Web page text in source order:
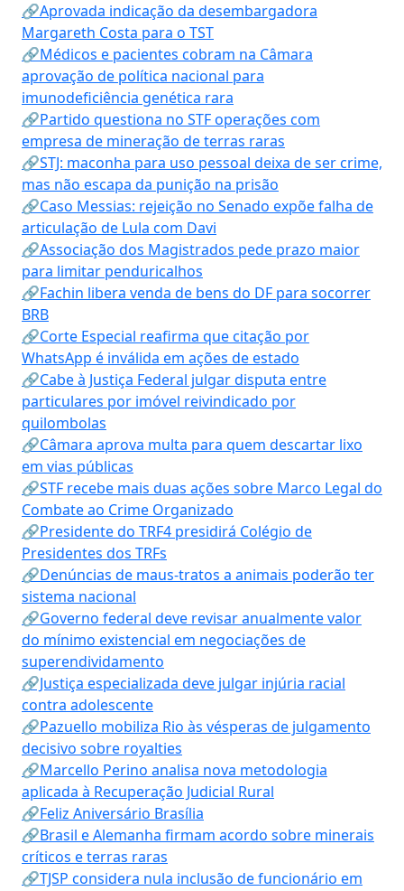
🔗Aprovada indicação da desembargadora
Margareth Costa para o TST
🔗Médicos e pacientes cobram na Câmara
aprovação de política nacional para
imunodeficiência genética rara
🔗Partido questiona no STF operações com
empresa de mineração de terras raras
🔗STJ: maconha para uso pessoal deixa de ser crime,
mas não escapa da punição na prisão
🔗Caso Messias: rejeição no Senado expõe falha de
articulação de Lula com Davi
🔗Associação dos Magistrados pede prazo maior
para limitar penduricalhos
🔗Fachin libera venda de bens do DF para socorrer
BRB
🔗Corte Especial reafirma que citação por
WhatsApp é inválida em ações de estado
🔗Cabe à Justiça Federal julgar disputa entre
particulares por imóvel reivindicado por
quilombolas
🔗Câmara aprova multa para quem descartar lixo
em vias públicas
🔗STF recebe mais duas ações sobre Marco Legal do
Combate ao Crime Organizado
🔗Presidente do TRF4 presidirá Colégio de
Presidentes dos TRFs
🔗Denúncias de maus-tratos a animais poderão ter
sistema nacional
🔗Governo federal deve revisar anualmente valor
do mínimo existencial em negociações de
superendividamento
🔗Justiça especializada deve julgar injúria racial
contra adolescente
🔗Pazuello mobiliza Rio às vésperas de julgamento
decisivo sobre royalties
🔗Marcello Perino analisa nova metodologia
aplicada à Recuperação Judicial Rural
🔗Feliz Aniversário Brasília
🔗Brasil e Alemanha firmam acordo sobre minerais
críticos e terras raras
🔗TJSP considera nula inclusão de funcionário em